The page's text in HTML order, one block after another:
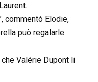
commentò Elodie,
può regalarle
Valérie Dupont li